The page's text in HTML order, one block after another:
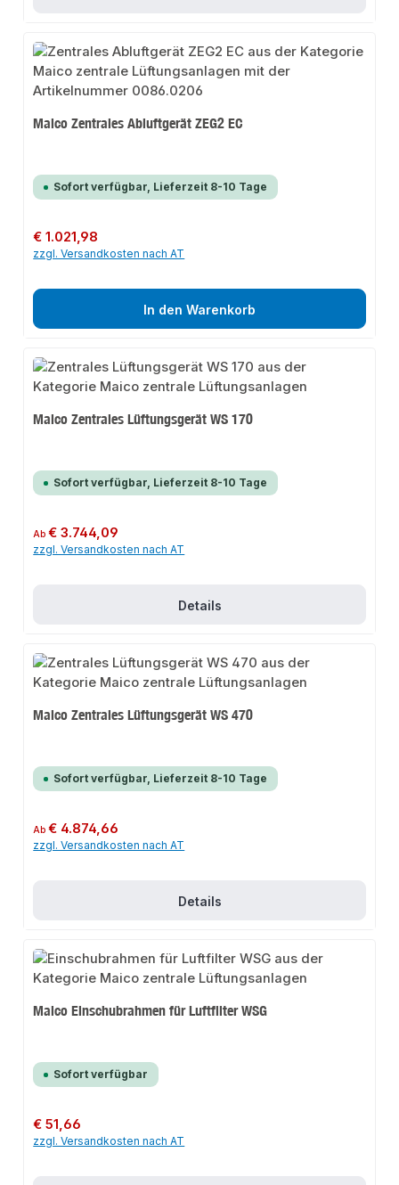
Maico Zentrales Abluftgerät ZEG2 EC
Sofort verfügbar, Lieferzeit 8-10 Tage
Regulärer Preis:
€ 1.021,98
zzgl. Versandkosten nach AT
In den Warenkorb
Maico Zentrales Lüftungsgerät WS 170
Sofort verfügbar, Lieferzeit 8-10 Tage
Regulärer Preis:
Ab€ 3.744,09
zzgl. Versandkosten nach AT
Details
Maico Zentrales Lüftungsgerät WS 470
Sofort verfügbar, Lieferzeit 8-10 Tage
Regulärer Preis:
Ab€ 4.874,66
zzgl. Versandkosten nach AT
Details
Maico Einschubrahmen für Luftfilter WSG
Sofort verfügbar
Regulärer Preis:
€ 51,66
zzgl. Versandkosten nach AT